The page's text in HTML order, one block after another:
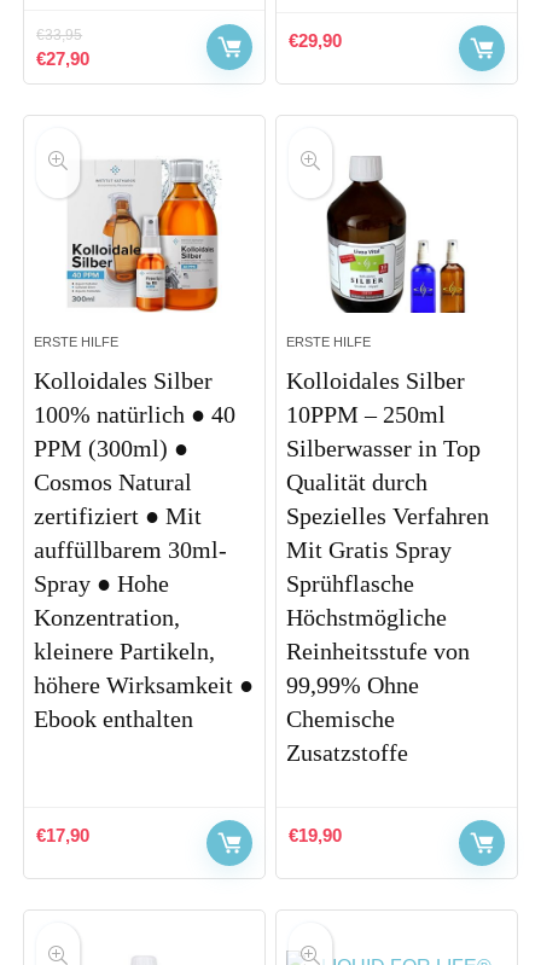
€33,95
Ursprünglicher
Preis
€27,90Aktueller
Preis
€29,90
ERSTE HILFE
Kolloidales Silber
100% natürlich ● 40
PPM (300ml) ●
Cosmos Natural
zertifiziert ● Mit
auffüllbarem 30ml-
Spray ● Hohe
Konzentration,
kleinere Partikeln,
höhere Wirksamkeit ●
Ebook enthalten
€17,90
ERSTE HILFE
Kolloidales Silber
10PPM – 250ml
Silberwasser in Top
Qualität durch
Spezielles Verfahren
Mit Gratis Spray
Sprühflasche
Höchstmögliche
Reinheitsstufe von
99,99% Ohne
Chemische
Zusatzstoffe
€19,90